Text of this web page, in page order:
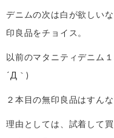
デニムの次は白が欲しい
印良品をチョイス。
以前のマタニティデニム
´Д｀)
２本目の無印良品はすん
理由としては、試着して